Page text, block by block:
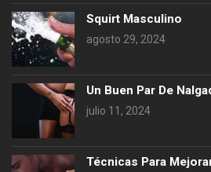
Squirt Masculino
agosto 29, 2024
Un Buen Par De
julio 11, 2024
Técnicas Para